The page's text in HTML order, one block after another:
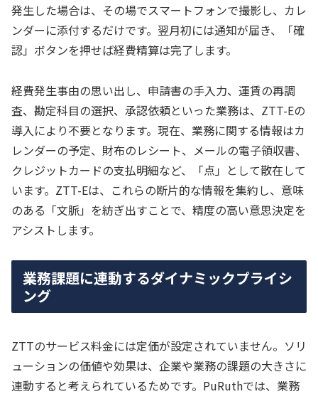
発生した場合は、その場でスマートフォンで撮影し、カレ
ンダーに添付するだけです。翌月初には通知が届き、「確
認」ボタンを押せば経費精算は完了します。
経費発生事由の思い出し、申請書の手入力、運賃の再調
査、勘定科目の選択、承認依頼といった業務は、ZTT-Eの
導入により不要となります。現在、業務に関する情報はカ
レンダーの予定、財布のレシート、メールの電子領収書、
クレジットカードの支払明細など、「点」として散在して
います。ZTT-Eは、これらの断片的な情報を集約し、意味
のある「文脈」を紡ぎ出すことで、精度の高い意思決定を
アシストします。
業務課題に連動するダイナミックプライシ
ング
ZTTのサービス料金には定価が設定されていません。ソリ
ューションの価値や効果は、企業や業務の課題の大きさに
連動すると考えられているためです。PuRuthでは、業務